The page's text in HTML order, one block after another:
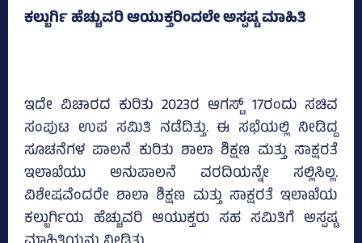
ಕಲ್ಬುರ್ಗಿ ಹೆಚ್ಚುವರಿ ಆಯುಕ್ತರಿಂದಲೇ ಅಸ್ಪಷ್ಟ ಮಾಹಿತಿ
ಇದೇ ವಿಚಾರದ ಕುರಿತು 2023ರ ಆಗಸ್ಟ್‌ 17ರಂದು ಸಚಿವ
ಸಂಪುಟ ಉಪ ಸಮಿತಿ ನಡೆದಿತ್ತು. ಈ ಸಭೆಯಲ್ಲಿ ನೀಡಿದ್ದ
ಸೂಚನೆಗಳ ಪಾಲನೆ ಕುರಿತು ಶಾಲಾ ಶಿಕ್ಷಣ ಮತ್ತು ಸಾಕ್ಷರತೆ
ಇಲಾಖೆಯು ಅನುಪಾಲನೆ ವರದಿಯನ್ನೇ ಸಲ್ಲಿಸಿಲ್ಲ.
ವಿಶೇಷವೆಂದರೇ ಶಾಲಾ ಶಿಕ್ಷಣ ಮತ್ತು ಸಾಕ್ಷರತೆ ಇಲಾಖೆಯ
ಕಲ್ಬುರ್ಗಿಯ ಹೆಚ್ಚುವರಿ ಆಯುಕ್ತರು ಸಹ ಸಮಿತಿಗೆ ಅಸ್ಪಷ್ಟ